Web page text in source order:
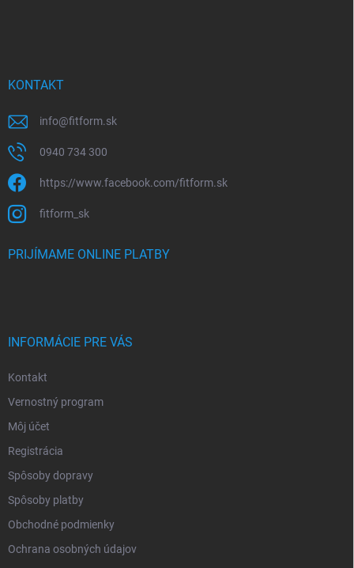
KONTAKT
info@fitform.sk
0940 734 300
https://www.facebook.com/fitform.sk
fitform_sk
PRIJÍMAME ONLINE PLATBY
INFORMÁCIE PRE VÁS
Kontakt
Vernostný program
Môj účet
Registrácia
Spôsoby dopravy
Spôsoby platby
Obchodné podmienky
Ochrana osobných údajov